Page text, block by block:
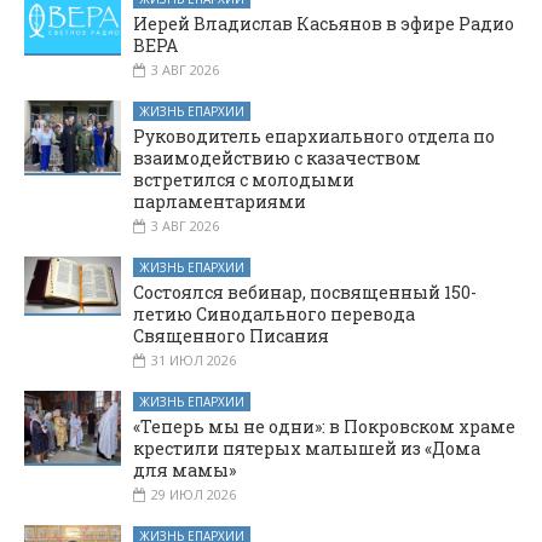
состоялось
очередное
мероприятие для
Иерей Владислав Касьянов в эфире Радио
ВЕРА
3 АВГ 2026
ЖИЗНЬ ЕПАРХИИ
Руководитель епархиального отдела по
взаимодействию с казачеством
встретился с молодыми
парламентариями
3 АВГ 2026
ЖИЗНЬ ЕПАРХИИ
Состоялся вебинар, посвященный 150-
летию Синодального перевода
Священного Писания
31 ИЮЛ 2026
ЖИЗНЬ ЕПАРХИИ
«Теперь мы не одни»: в Покровском храме
крестили пятерых малышей из «Дома
для мамы»
29 ИЮЛ 2026
ЖИЗНЬ ЕПАРХИИ